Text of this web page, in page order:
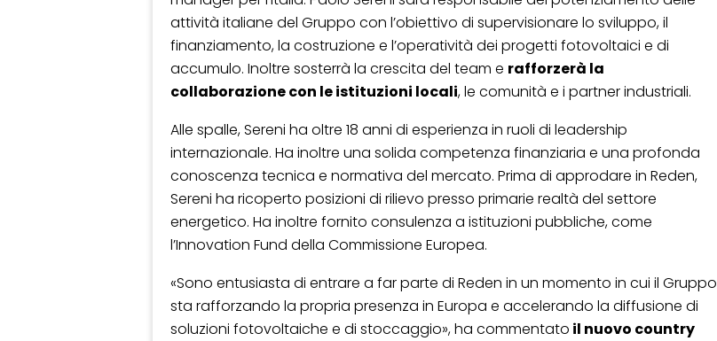
attività italiane del Gruppo con l’obiettivo di supervisionare lo sviluppo, il
finanziamento, la costruzione e l’operatività dei progetti fotovoltaici e di
accumulo. Inoltre sosterrà la crescita del team e rafforzerà la
collaborazione con le istituzioni locali, le comunità e i partner industriali.
Alle spalle, Sereni ha oltre 18 anni di esperienza in ruoli di leadership
internazionale. Ha inoltre una solida competenza finanziaria e una profonda
conoscenza tecnica e normativa del mercato. Prima di approdare in Reden,
Sereni ha ricoperto posizioni di rilievo presso primarie realtà del settore
energetico. Ha inoltre fornito consulenza a istituzioni pubbliche, come
l’Innovation Fund della Commissione Europea.
«Sono entusiasta di entrare a far parte di Reden in un momento in cui il Gruppo
sta rafforzando la propria presenza in Europa e accelerando la diffusione di
soluzioni fotovoltaiche e di stoccaggio», ha commentato il nuovo country